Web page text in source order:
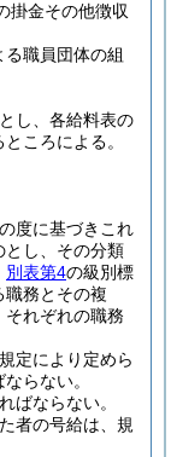
掛金その他徴収
職員団体の組
し、各給料表の
ころによる。
度に基づきこれ
とし、その分類
別表第4の級別標
職務とその複
れぞれの職務
定により定めら
らない。
ばならない。
者の号給は、規